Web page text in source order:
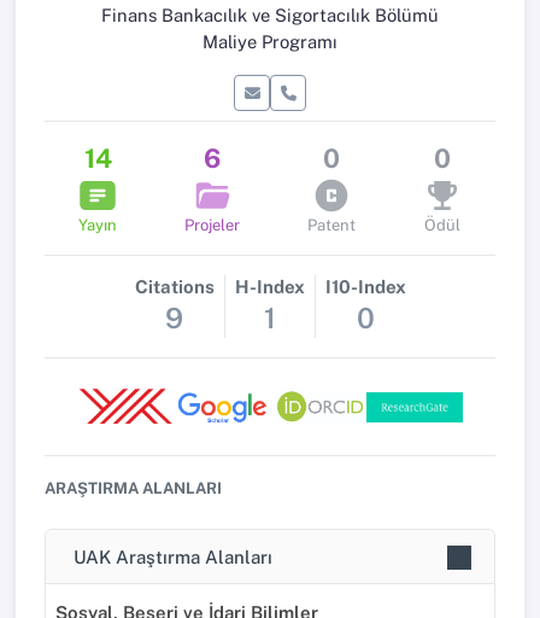
Finans Bankacılık ve Sigortacılık Bölümü
Maliye Programı
14
Yayın
6
Projeler
0
Patent
0
Ödül
Citations
9
H-Index
1
I10-Index
0
ARAŞTIRMA ALANLARI
UAK Araştırma Alanları
Sosyal, Beşeri ve İdari Bilimler